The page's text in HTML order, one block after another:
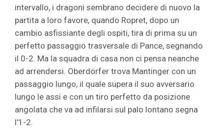
intervallo, i dragoni sembrano decidere di nuovo la
partita a loro favore, quando Ropret, dopo un
cambio asfissiante degli ospiti, tira di prima su un
perfetto passaggio trasversale di Pance, segnando
il 0-2. Ma la squadra di casa non ci pensa neanche
ad arrendersi. Oberdörfer trova Mantinger con un
passaggio lungo, il quale supera il suo avversario
lungo le assi e con un tiro perfetto da posizione
angolata che va ad infilarsi sul palo lontano segna
l’1-2.